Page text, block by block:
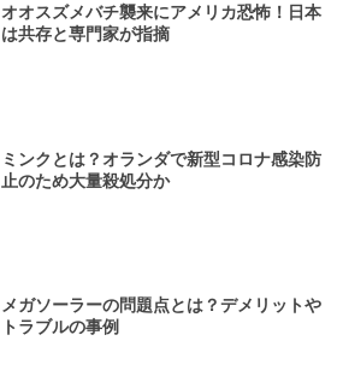
オオスズメバチ襲来にアメリカ恐怖！日本
は共存と専門家が指摘
ミンクとは？オランダで新型コロナ感染防
止のため大量殺処分か
メガソーラーの問題点とは？デメリットや
トラブルの事例